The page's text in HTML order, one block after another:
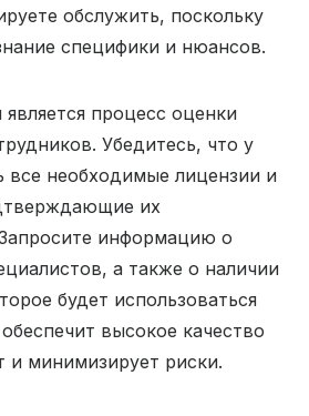
обслужить, поскольку
специфики и нюансов.
процесс оценки
Убедитесь, что у
все необходимые лицензии и
их
информацию о
а также о наличии
будет использоваться
высокое качество
и минимизирует риски.